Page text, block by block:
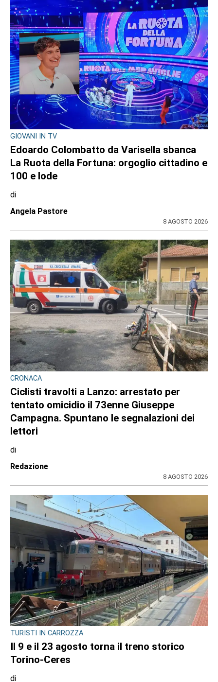
GIOVANI IN TV
Edoardo Colombatto da Varisella sbanca
La Ruota della Fortuna: orgoglio cittadino e
100 e lode
di
Angela Pastore
8 AGOSTO 2026
CRONACA
Ciclisti travolti a Lanzo: arrestato per
tentato omicidio il 73enne Giuseppe
Campagna. Spuntano le segnalazioni dei
lettori
di
Redazione
8 AGOSTO 2026
TURISTI IN CARROZZA
Il 9 e il 23 agosto torna il treno storico
Torino-Ceres
di